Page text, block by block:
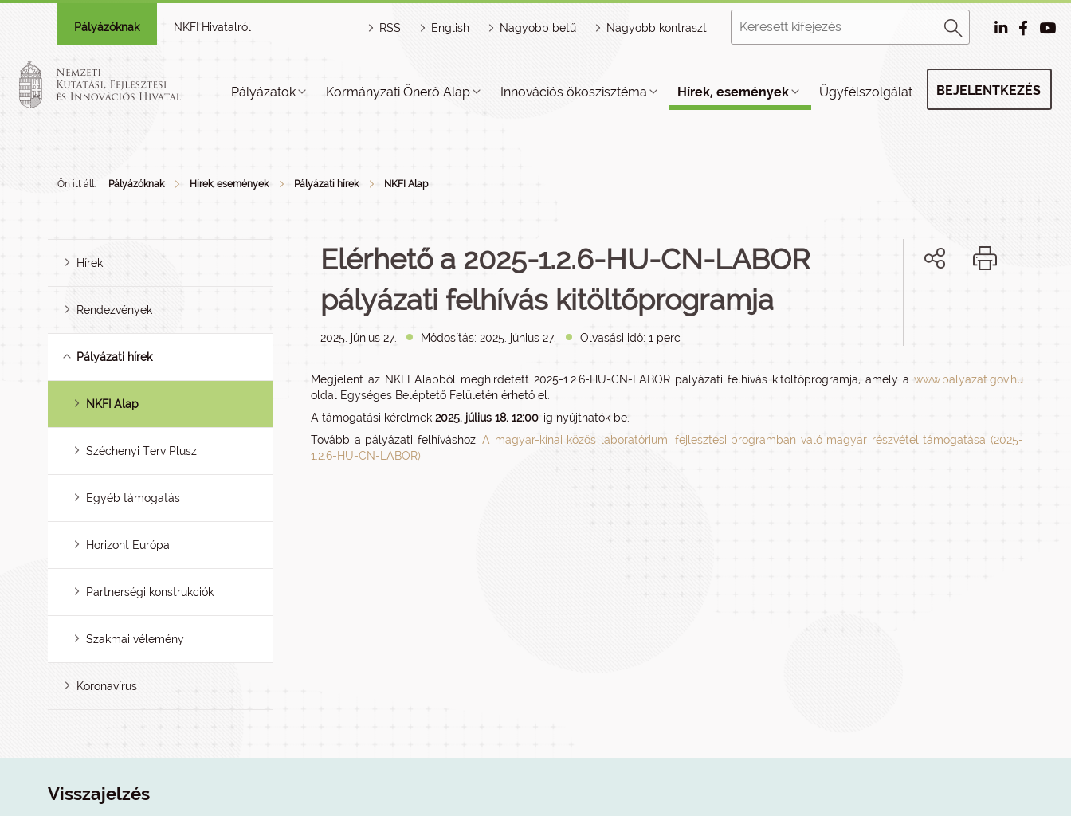
Pályázóknak NKFI Hivatalról RSS English Nagyobb betű Nagyobb kontraszt
Pályázatok Kormányzati Önerő Alap Innovációs ökoszisztéma Hírek, események Ügyfélszolgálat BEJELENTKEZÉS
Ön itt áll: Pályázóknak Hírek, események Pályázati hírek NKFI Alap
Hírek
Rendezvények
Pályázati hírek
NKFI Alap
Széchenyi Terv Plusz
Egyéb támogatás
Horizont Európa
Partnerségi konstrukciók
Szakmai vélemény
Koronavírus
Elérhető a 2025-1.2.6-HU-CN-LABOR
pályázati felhívás kitöltőprogramja
2025. június 27. Módosítás: 2025. június 27. Olvasási idő: 1 perc
Megjelent az NKFI Alapból meghirdetett 2025-1.2.6-HU-CN-LABOR pályázati felhívás kitöltőprogramja, amely a www.palyazat.gov.hu
oldal Egységes Beléptető Felületén érhető el.
A támogatási kérelmek 2025. július 18. 12:00-ig nyújthatók be.
Tovább a pályázati felhíváshoz:A magyar-kínai közös laboratóriumi fejlesztési programban való magyar részvétel támogatása (2025-
1.2.6-HU-CN-LABOR)
Visszajelzés